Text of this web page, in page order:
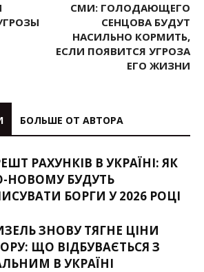
СМИ: ГОЛОДАЮЩЕГО
СЕНЦОВА БУДУТ
НАСИЛЬНО КОРМИТЬ,
ЕСЛИ ПОЯВИТСЯ УГРОЗА
ЕГО ЖИЗНИ
БОЛЬШЕ ОТ АВТОРА
РАХУНКІВ В УКРАЇНІ: ЯК
НОВОМУ БУДУТЬ
БОРГИ У 2026 РОЦІ
ЗНОВУ ТЯГНЕ ЦІНИ
ЩО ВІДБУВАЄТЬСЯ З
В УКРАЇНІ